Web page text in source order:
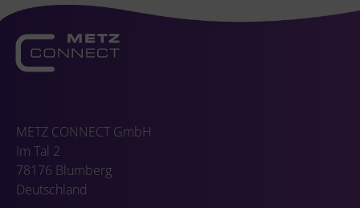
METZ CONNECT GmbH
Im Tal 2
78176 Blumberg
Deutschland